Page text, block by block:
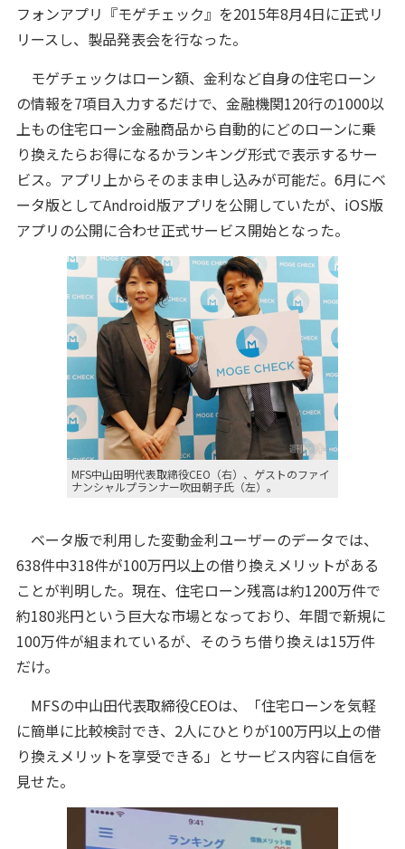
フォンアプリ『モゲチェック』を2015年8月4日に正式リ
リースし、製品発表会を行なった。
モゲチェックはローン額、金利など自身の住宅ローン
の情報を7項目入力するだけで、金融機関120行の1000以
上もの住宅ローン金融商品から自動的にどのローンに乗
り換えたらお得になるかランキング形式で表示するサー
ビス。アプリ上からそのまま申し込みが可能だ。6月にベ
ータ版としてAndroid版アプリを公開していたが、iOS版
アプリの公開に合わせ正式サービス開始となった。
MFS中山田明代表取締役CEO（右）、ゲストのファイ
ナンシャルプランナー吹田朝子氏（左）。
ベータ版で利用した変動金利ユーザーのデータでは、
638件中318件が100万円以上の借り換えメリットがある
ことが判明した。現在、住宅ローン残高は約1200万件で
約180兆円という巨大な市場となっており、年間で新規に
100万件が組まれているが、そのうち借り換えは15万件
だけ。
MFSの中山田代表取締役CEOは、「住宅ローンを気軽
に簡単に比較検討でき、2人にひとりが100万円以上の借
り換えメリットを享受できる」とサービス内容に自信を
見せた。